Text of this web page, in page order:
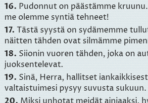
16. Pudonnut on päästämme
me olemme syntiä tehneet!
17. Tästä syystä on sydämemme
näitten tähden ovat silmämme
18. Siionin vuoren tähden, joka on
juoksentelevat.
19. Sinä, Herra, hallitset
valtaistuimesi pysyy suvusta sukuun.